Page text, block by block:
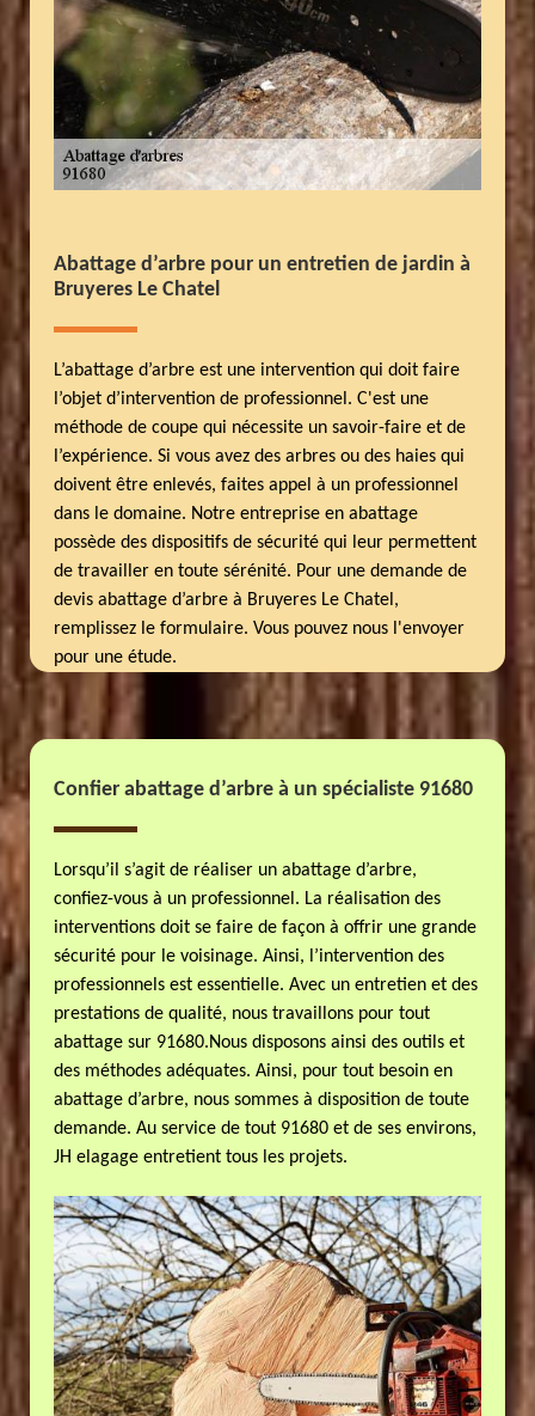
Abattage d’arbre pour un entretien de jardin à
Bruyeres Le Chatel
L’abattage d’arbre est une intervention qui doit faire
l’objet d’intervention de professionnel. C'est une
méthode de coupe qui nécessite un savoir-faire et de
l’expérience. Si vous avez des arbres ou des haies qui
doivent être enlevés, faites appel à un professionnel
dans le domaine. Notre entreprise en abattage
possède des dispositifs de sécurité qui leur permettent
de travailler en toute sérénité. Pour une demande de
devis abattage d’arbre à Bruyeres Le Chatel,
remplissez le formulaire. Vous pouvez nous l'envoyer
pour une étude.
Confier abattage d’arbre à un spécialiste 91680
Lorsqu’il s’agit de réaliser un abattage d’arbre,
confiez-vous à un professionnel. La réalisation des
interventions doit se faire de façon à offrir une grande
sécurité pour le voisinage. Ainsi, l’intervention des
professionnels est essentielle. Avec un entretien et des
prestations de qualité, nous travaillons pour tout
abattage sur 91680.Nous disposons ainsi des outils et
des méthodes adéquates. Ainsi, pour tout besoin en
abattage d’arbre, nous sommes à disposition de toute
demande. Au service de tout 91680 et de ses environs,
JH elagage entretient tous les projets.